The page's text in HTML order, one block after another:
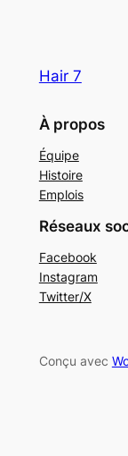
Hair 7
À propos
Équipe
Histoire
Emplois
Réseaux
Facebook
Instagram
Twitter/X
Conçu avec